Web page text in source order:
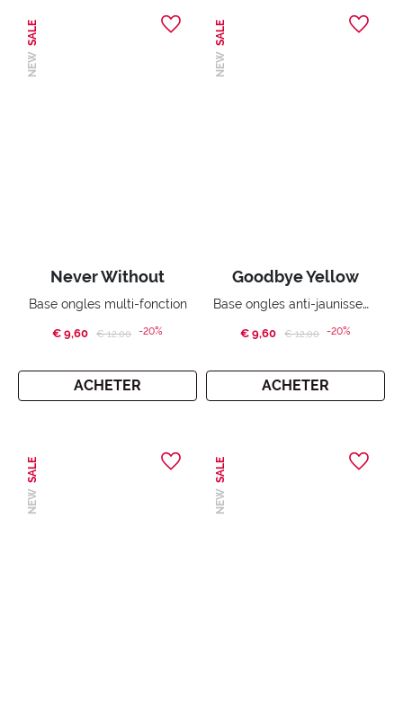
NEW
SALE
Never Without
Base ongles multi-fonction
€ 9,60 Price reduced from
€ 12,00to-20%
ACHETER
NEW
SALE
Goodbye Yellow
Base ongles anti-jaunissement
€ 9,60 Price reduced from
€ 12,00to-20%
ACHETER
NEW
SALE
NEW
SALE